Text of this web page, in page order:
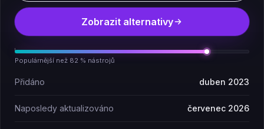
Zobrazit alternativy
Populárnější než 82 % nástrojů
Přidáno duben 2023
Naposledy aktualizováno červenec 2026